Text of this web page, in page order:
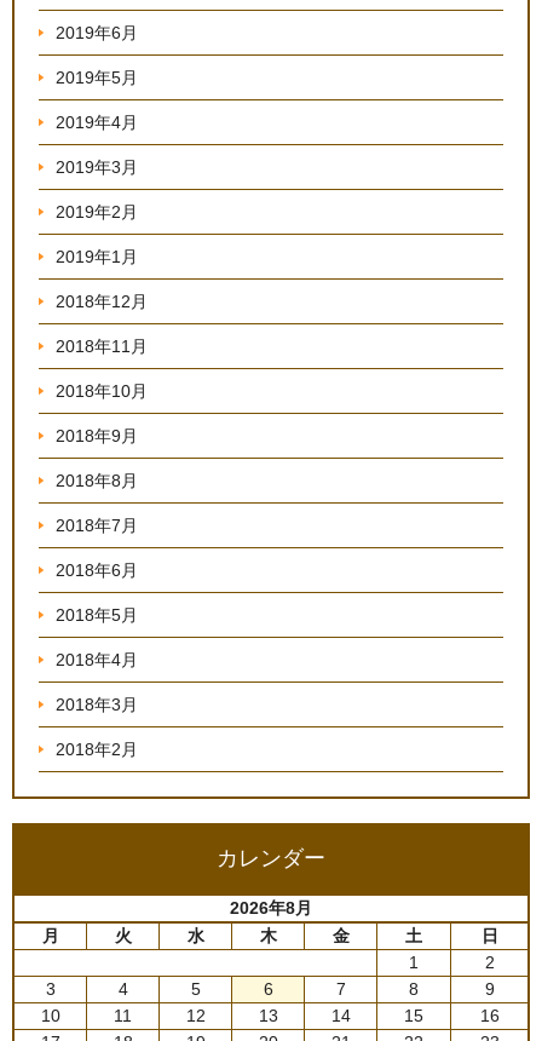
2019年6月
2019年5月
2019年4月
2019年3月
2019年2月
2019年1月
2018年12月
2018年11月
2018年10月
2018年9月
2018年8月
2018年7月
2018年6月
2018年5月
2018年4月
2018年3月
2018年2月
カレンダー
2026年8月
月
火 水 木 金 土
日
1
2
3
4 5 6 7 8
9
10
11 12 13 14 15
16